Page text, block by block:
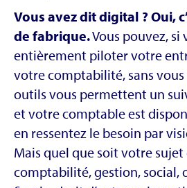
Vous avez dit digital ? Oui,
de fabrique.Vous pouvez, si
entièrement piloter votre
votre comptabilité, sans vous
outils vous permettent un
et votre comptable est
en ressentez le besoin par
Mais quel que soit votre
comptabilité, gestion, social,